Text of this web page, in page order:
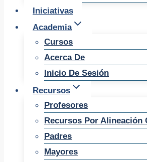
Iniciativas
Academia
Cursos
Acerca De
Inicio De Sesión
Recursos
Profesores
Recursos Por Alineación
Padres
Mayores